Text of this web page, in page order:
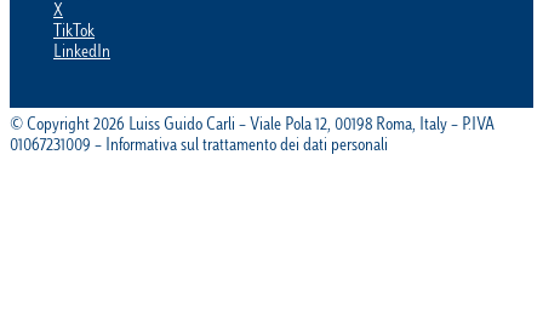
X
TikTok
LinkedIn
© Copyright 2026 Luiss Guido Carli – Viale Pola 12, 00198 Roma, Italy – P.IVA
01067231009 – Informativa sul trattamento dei dati personali